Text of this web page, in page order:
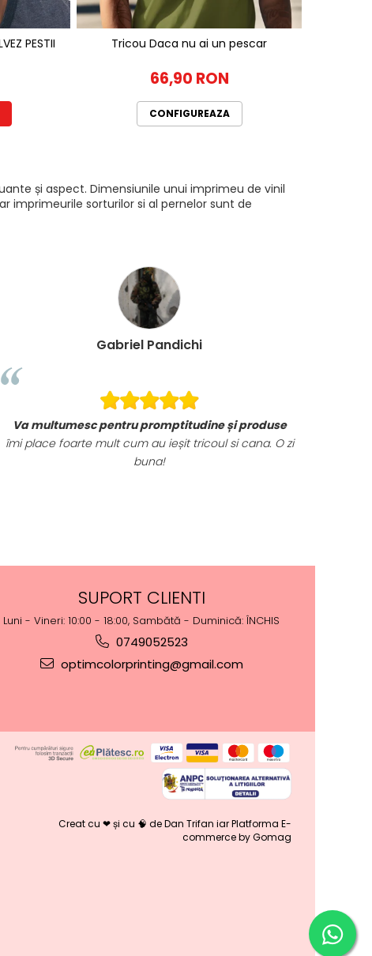
SALVEZ PESTII Tricou Daca nu ai un pescar
66,90 RON
CONFIGUREAZA
și aspect. Dimensiunile unui imprimeu de vinil
imprimeurile sorturilor si al pernelor sunt de
Gabriel Pandichi
Va multumesc pentru promptitudine și produse
îmi place foarte mult cum au ieșit tricoul si cana. O zi
buna!
SUPORT CLIENTI
Luni - Vineri: 10:00 - 18:00, Sambătă - Duminică: ÎNCHIS
0749052523
optimcolorprinting@gmail.com
Creat cu ❤ și cu 🧠 de Dan Trifan iarPlatforma E-
commerce by Gomag